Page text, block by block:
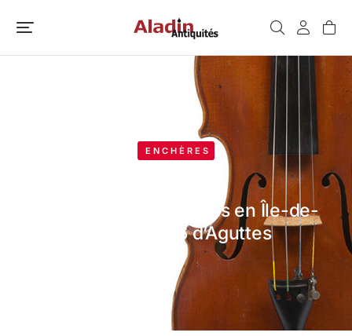
ENCHÈRES
Journées d’estimations en Île-de-
France 2026 d’Aguttes